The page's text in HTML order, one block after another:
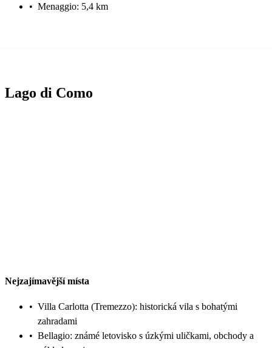
• Menaggio: 5,4 km
Lago di Como
Nejzajímavější místa
• Villa Carlotta (Tremezzo): historická vila s bohatými
zahradami
• Bellagio: známé letovisko s úzkými uličkami, obchody a